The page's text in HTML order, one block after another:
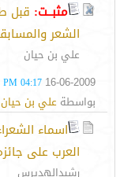
مثبــت: قبل
الشعر
علي بن حيان
16-06-2009
04:17 PM
بواسطة علي بن حيان
اسماء
العرب على
رشيدالهديرس